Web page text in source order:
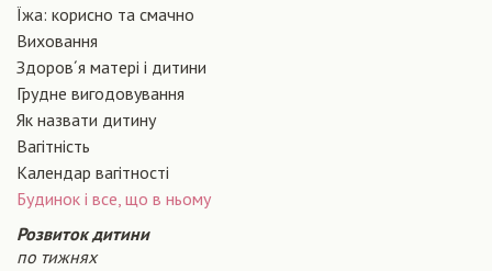
Їжа: корисно та смачно
Виховання
Здоров´я матері і дитини
Грудне вигодовування
Як назвати дитину
Вагiтнiсть
Календар вагітності
Будинок і все, що в ньому
Розвиток дитини
по тижнях